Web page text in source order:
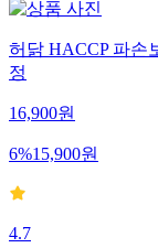
허닭 HACCP 파손
정
16,900원
6%15,900원
4.7